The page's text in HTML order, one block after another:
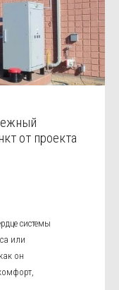
от проекта
системы
или
он